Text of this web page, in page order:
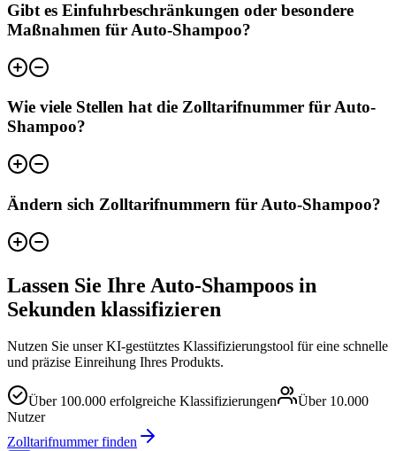
Gibt es Einfuhrbeschränkungen oder besondere
Maßnahmen für Auto-Shampoo?
Wie viele Stellen hat die Zolltarifnummer für Auto-
Shampoo?
Ändern sich Zolltarifnummern für Auto-Shampoo?
Lassen Sie Ihre Auto-Shampoos in
Sekunden klassifizieren
Nutzen Sie unser KI-gestütztes Klassifizierungstool für eine schnelle
und präzise Einreihung Ihres Produkts.
Über 100.000 erfolgreiche Klassifizierungen Über 10.000
Nutzer
Zolltarifnummer finden